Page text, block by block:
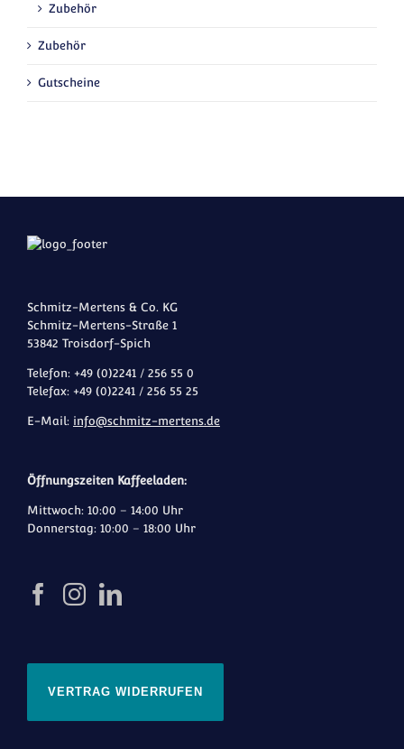
Zubehör
Zubehör
Gutscheine
Schmitz-Mertens & Co. KG
Schmitz-Mertens-Straße 1
53842 Troisdorf-Spich
Telefon: +49 (0)2241 / 256 55 0
Telefax: +49 (0)2241 / 256 55 25
E-Mail: info@schmitz-mertens.de
Öffnungszeiten Kaffeeladen:
Mittwoch: 10:00 – 14:00 Uhr
Donnerstag: 10:00 – 18:00 Uhr
VERTRAG WIDERRUFEN